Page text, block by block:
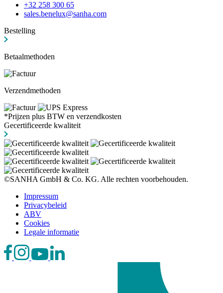
+32 258 300 65
sales.benelux@sanha.com
Bestelling
Betaalmethoden
Verzendmethoden
*Prijzen plus BTW en verzendkosten
Gecertificeerde kwaliteit
©SANHA GmbH & Co. KG. Alle rechten voorbehouden.
Impressum
Privacybeleid
ABV
Cookies
Legale informatie